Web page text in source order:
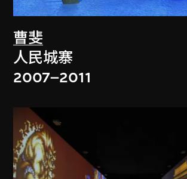
曹斐
人民城寨
2007–2011